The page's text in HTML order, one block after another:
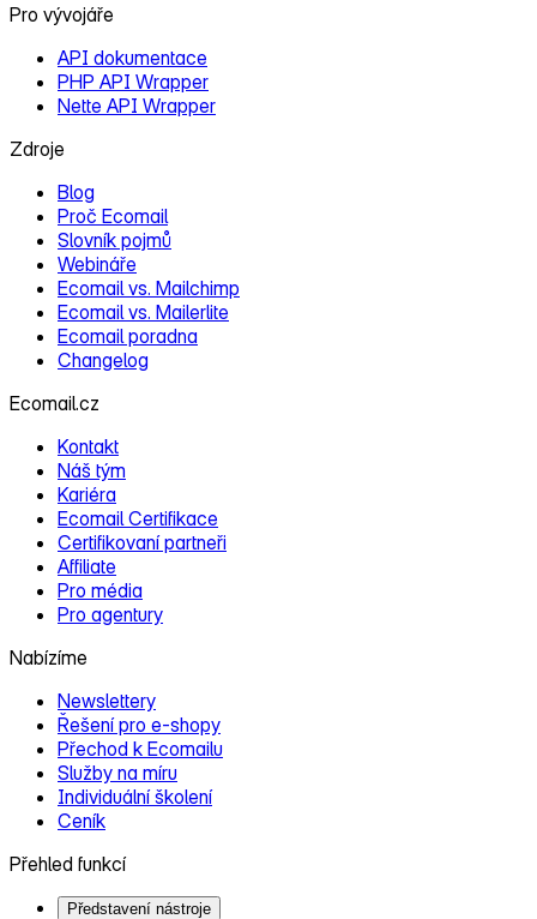
Pro vývojáře
API dokumentace
PHP API Wrapper
Nette API Wrapper
Zdroje
Blog
Proč Ecomail
Slovník pojmů
Webináře
Ecomail vs. Mailchimp
Ecomail vs. Mailerlite
Ecomail poradna
Changelog
Ecomail.cz
Kontakt
Náš tým
Kariéra
Ecomail Certifikace
Certifikovaní partneři
Affiliate
Pro média
Pro agentury
Nabízíme
Newslettery
Řešení pro e‑shopy
Přechod k Ecomailu
Služby na míru
Individuální školení
Ceník
Přehled funkcí
Představení nástroje